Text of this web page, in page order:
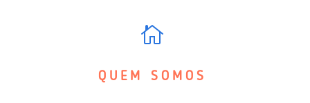

QUEM SOMOS